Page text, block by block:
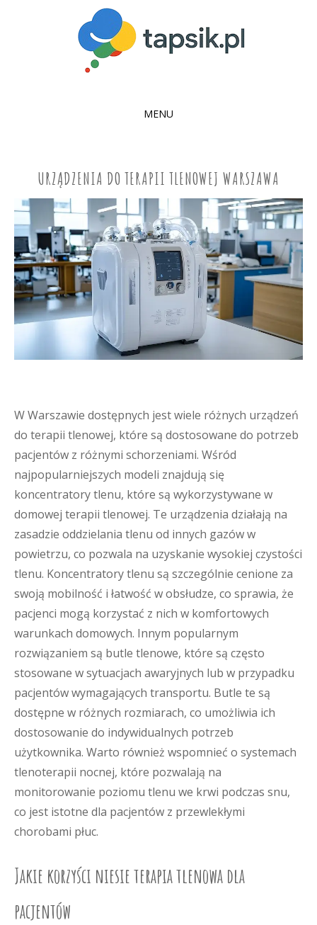
MENU
CONTENT
URZĄDZENIA DO TERAPII TLENOWEJ WARSZAWA
W Warszawie dostępnych jest wiele różnych urządzeń
do terapii tlenowej, które są dostosowane do potrzeb
pacjentów z różnymi schorzeniami. Wśród
najpopularniejszych modeli znajdują się
koncentratory tlenu, które są wykorzystywane w
domowej terapii tlenowej. Te urządzenia działają na
zasadzie oddzielania tlenu od innych gazów w
powietrzu, co pozwala na uzyskanie wysokiej czystości
tlenu. Koncentratory tlenu są szczególnie cenione za
swoją mobilność i łatwość w obsłudze, co sprawia, że
pacjenci mogą korzystać z nich w komfortowych
warunkach domowych. Innym popularnym
rozwiązaniem są butle tlenowe, które są często
stosowane w sytuacjach awaryjnych lub w przypadku
pacjentów wymagających transportu. Butle te są
dostępne w różnych rozmiarach, co umożliwia ich
dostosowanie do indywidualnych potrzeb
użytkownika. Warto również wspomnieć o systemach
tlenoterapii nocnej, które pozwalają na
monitorowanie poziomu tlenu we krwi podczas snu,
co jest istotne dla pacjentów z przewlekłymi
chorobami płuc.
Jakie korzyści niesie terapia tlenowa dla
pacjentów